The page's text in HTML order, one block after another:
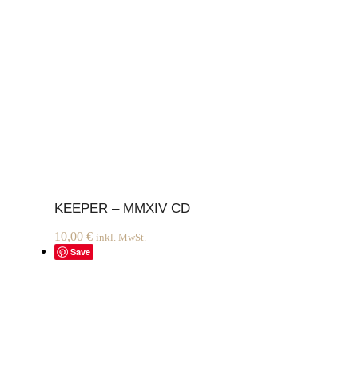
KEEPER – MMXIV CD
10,00 € inkl. MwSt.
Save